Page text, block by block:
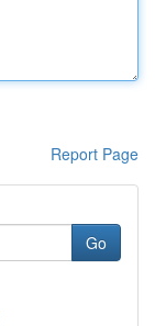
Report Page
Go